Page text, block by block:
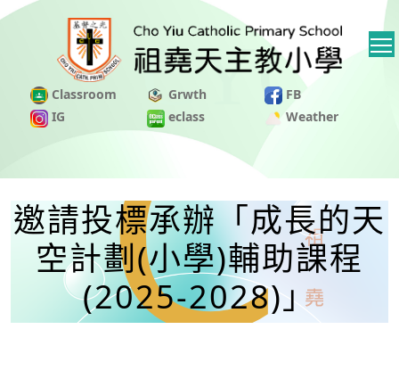
Classroom Grwth
FB
IG
eclass Weather
邀請投標承辦「成長的天
空計劃(小學)輔助課程
(2025-2028)」